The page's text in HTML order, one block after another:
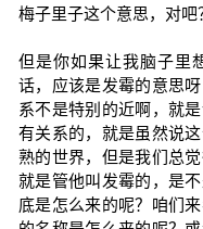
梅子里子这个意思，对吧
但是你如果让我脑子里
话，应该是发霉的意思
系不是特别的近啊，就
有关系的，就是虽然说
熟的世界，但是我们总
就是管他叫发霉的，是
底是怎么来的呢？咱们